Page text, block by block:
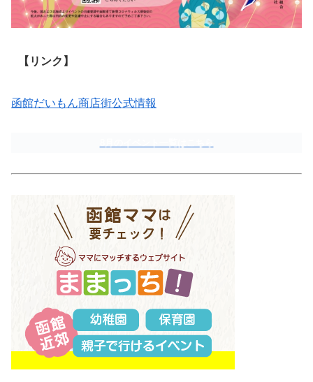
【リンク】
函館だいもん商店街公式情報